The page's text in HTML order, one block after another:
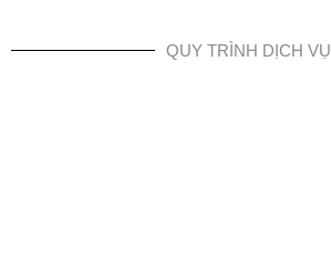
QUY TRÌNH DỊCH VỤ